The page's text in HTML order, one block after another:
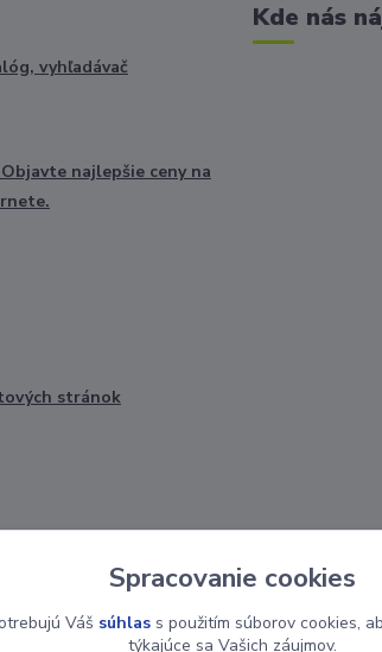
stránok
Kde nás
Upravit sběr cookies.
Spracovanie cookies
Váš súhlas s použitím súborov cookies,
týkajúce sa Vašich záujmov.